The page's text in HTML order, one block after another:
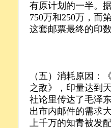
有原计划的一半。
750万和250万，而
这套邮票最终的印
（五）消耗原因：
之敌》，印量达到
社论里传达了毛泽
出市内邮件的需求
上千万的知青被发